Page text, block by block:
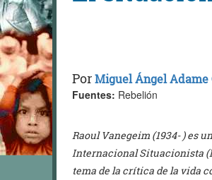
PorMiguel Ángel Adame
Fuentes: Rebelión
Raoul Vanegeim (1934- ) es
Internacional Situacionista
tema de la crítica de la vida